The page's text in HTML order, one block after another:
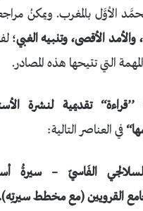
الأوَّل بالمغرب. ويمكنُ
والأمد الأقصى، وتنبيه الغبي؛
التي تتيحها هذه المصادر.
’’قراءة‘‘ تقديمية لنشرة
في العناصر التالية:
الفَاسيّ – سيرةُ
القرويين (مع مخطط